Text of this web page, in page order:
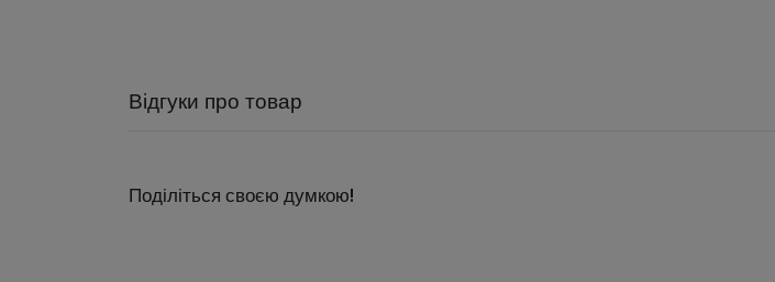
Відгуки про товар
Поділіться своєю думкою!